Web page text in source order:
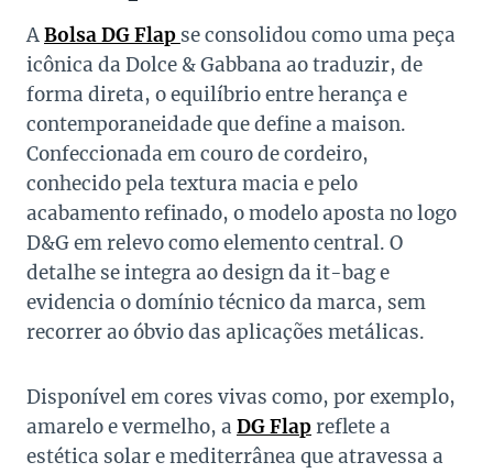
ABolsa DG Flap se consolidou como uma peça
icônica da Dolce & Gabbana ao traduzir, de
forma direta, o equilíbrio entre herança e
contemporaneidade que define a maison.
Confeccionada em couro de cordeiro,
conhecido pela textura macia e pelo
acabamento refinado, o modelo aposta no logo
D&G em relevo como elemento central. O
detalhe se integra ao design da it-bag e
evidencia o domínio técnico da marca, sem
recorrer ao óbvio das aplicações metálicas.
Disponível em cores vivas como, por exemplo,
amarelo e vermelho, a DG Flapreflete a
estética solar e mediterrânea que atravessa a